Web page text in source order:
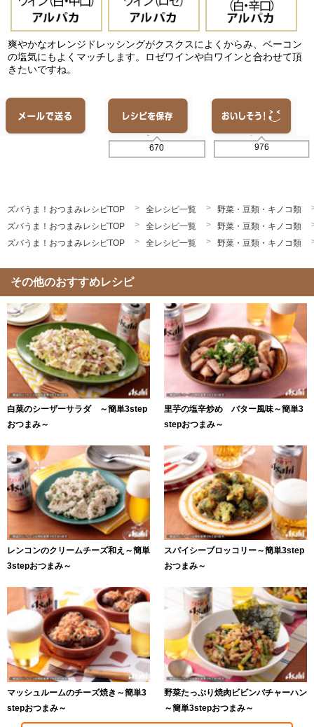
爽やかなオレンジドレッシングがクスクスによくからみ、ベーコン
の塩気にもよくマッチします。ロゼワインや白ワインと合わせて頂
きたいですね。
670 976
ズバうま！おつまみレシピTOP 全レシピ一覧
野菜・豆類・キノコ類
ズバうま！おつまみレシピTOP
全レシピ一覧
野菜・豆類・キノコ類
ズバうま！おつまみレシピTOP
全レシピ一覧 野菜・豆類・キノコ類
その他のおすすめレシピ
白菜のシーザーサラダ ～簡単3step
おつまみ～
里芋の塩辛炒め バター風味～簡単3
stepおつまみ～
レンコンのクリームチーズ和え～簡単
3stepおつまみ～
スパイシーブロッコリー～簡単3step
おつまみ～
マッシュルームのチーズ焼き～簡単3
stepおつまみ～
野菜たっぷり焼肉ビビンバチャーハン
～簡単3stepおつまみ～